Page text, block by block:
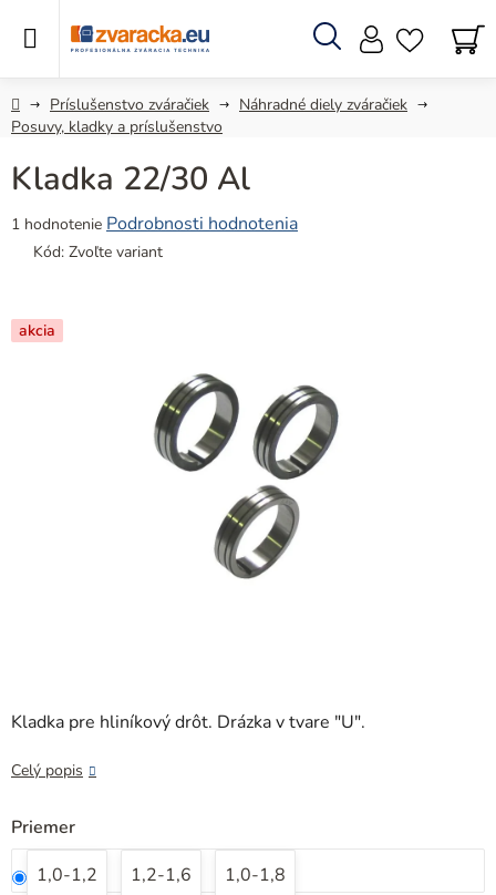
Hľadať
DomovPríslušenstvo zváračiek
Náhradné diely zváračiek
Posuvy, kladky a príslušenstvo
Kladka pre hliníkový drôt. Drázka v tvare "U".
Celý popis
Priemer
1,0-1,2
1,2-1,6 1,0-1,8
Kladka 22/30 Al
Priemerné
hodnotenie
4,0
z
1 hodnotenie Podrobnosti hodnotenia
Kód: Zvoľte variant
akcia